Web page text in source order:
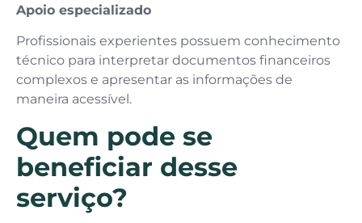
Apoio especializado
Profissionais experientes possuem conhecimento
técnico para interpretar documentos financeiros
complexos e apresentar as informações de
maneira acessível.
Quem pode se
beneficiar desse
serviço?